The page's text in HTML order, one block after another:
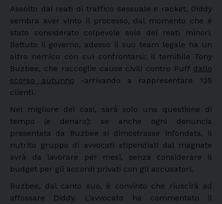
Assolto dai reati di traffico sessuale e racket. Diddy
sembra aver vinto il processo, dal momento che è
stato considerato colpevole solo dei reati minori.
Battuto il governo, adesso il suo team legale ha un
altro nemico con cui confrontarsi: il temibile Tony
Buzbee, che raccoglie cause civili contro Puff dallo
scorso autunno -arrivando a rappresentare 125
clienti.
Nel migliore dei casi, sarà solo una questione di
tempo (e denaro): se anche ogni denuncia
presentata da Buzbee si dimostrasse infondata, il
nutrito gruppo di avvocati stipendiati dal magnate
avrà da lavorare per mesi, senza considerare il
budget per gli accordi privati con gli accusatori.
Buzbee, dal canto suo, è convinto che riuscirà ad
affossare Diddy. L’avvocato ha commentato il